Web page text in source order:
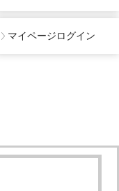
マイページログイン